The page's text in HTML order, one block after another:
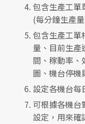
包含生產工單
(每分鐘生產
包含生產工單
量、目前生
間、稼動率、
圖、機台停機
設定各機台每
可根據各機台
設定，用來確